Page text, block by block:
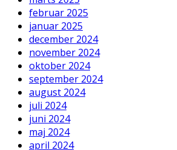
februar 2025
januar 2025
december 2024
november 2024
oktober 2024
september 2024
august 2024
juli 2024
juni 2024
maj 2024
april 2024